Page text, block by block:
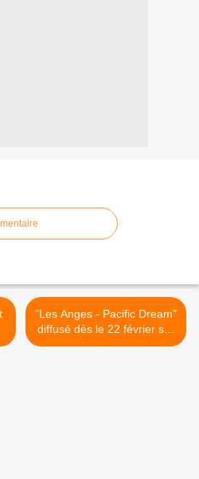
"Les Anges - Pacific Dream"
diffusé dès le 22 février sur
NRJ 12 >